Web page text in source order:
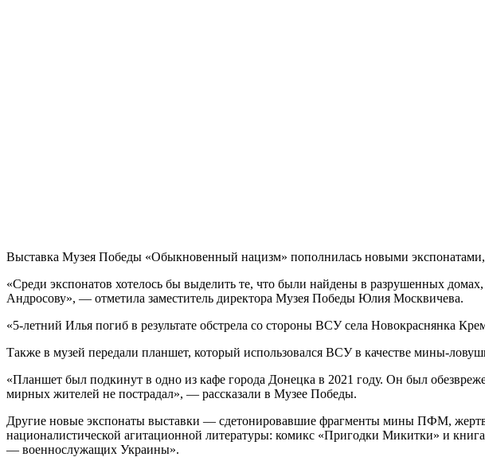
Выставка Музея Победы «Обыкновенный нацизм» пополнилась новыми
«Среди экспонатов хотелось бы выделить те, что были найдены в разрушенных
Андросову», — отметила заместитель директора Музея Победы Юлия Москвичева.
«5-летний Илья погиб в результате обстрела со стороны ВСУ села Новокраснянка
Также в музей передали планшет, который использовался ВСУ в качестве мины-
«Планшет был подкинут в одно из кафе города Донецка в 2021 году. Он был
мирных жителей не пострадал», — рассказали в Музее Победы.
Другие новые экспонаты выставки — сдетонировавшие фрагменты мины ПФМ,
националистической агитационной литературы: комикс «Пригодки Микитки» и
— военнослужащих Украины».